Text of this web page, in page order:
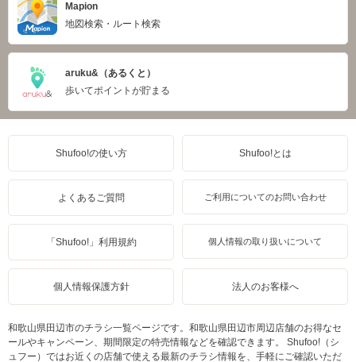
Mapion
地図検索・ルート検索
aruku&（あるくと）
歩いてポイントが貯まる
Shufoo!の使い方 Shufoo!とは
よくあるご質問 ご利用についてのお問い合わせ
「Shufoo!」利用規約 個人情報の取り扱いについて
個人情報保護方針 法人のお客様へ
和歌山県田辺市のチラシ一覧ページです。和歌山県田辺市周辺店舗のお得なセ
ールやキャンペーン、期間限定の特売情報などを確認できます。 Shufoo!（シ
ュフー）ではお近くの店舗で使える最新のチラシ情報を、手軽にご確認いただ